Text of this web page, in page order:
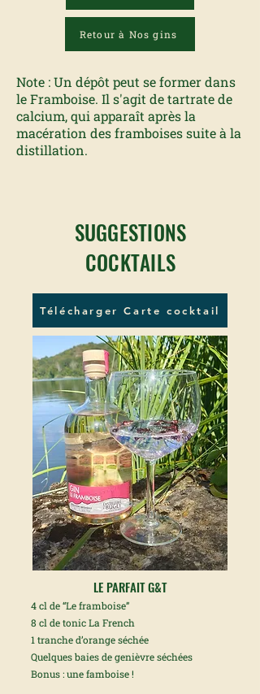
Retour à Nos gins
Note : Un dépôt peut se former dans
le Framboise. Il s'agit de tartrate de
calcium, qui apparaît après la
macération des framboises suite à la
distillation.
SUGGESTIONS
COCKTAILS
Télécharger Carte cocktail
LE PARFAIT G&T
4 cl de “Le framboise”
8 cl de tonic La French
1 tranche d’orange séchée
Quelques baies de genièvre séchées
Bonus : une famboise !